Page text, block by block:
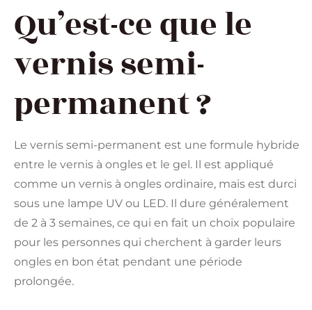
Qu’est-ce que le
vernis semi-
permanent ?
Le vernis semi-permanent est une formule hybride
entre le vernis à ongles et le gel. Il est appliqué
comme un vernis à ongles ordinaire, mais est durci
sous une lampe UV ou LED. Il dure généralement
de 2 à 3 semaines, ce qui en fait un choix populaire
pour les personnes qui cherchent à garder leurs
ongles en bon état pendant une période
prolongée.